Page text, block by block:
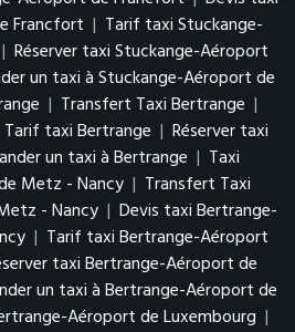
Francfort | Tarif taxi Stuckange-
| Réserver taxi Stuckange-Aéroport
un taxi à Stuckange-Aéroport de
| Transfert Taxi Bertrange |
Tarif taxi Bertrange | Réserver taxi
un taxi à Bertrange | Taxi
Metz - Nancy | Transfert Taxi
- Nancy | Devis taxi Bertrange-
| Tarif taxi Bertrange-Aéroport
taxi Bertrange-Aéroport de
un taxi à Bertrange-Aéroport de
Aéroport de Luxembourg |